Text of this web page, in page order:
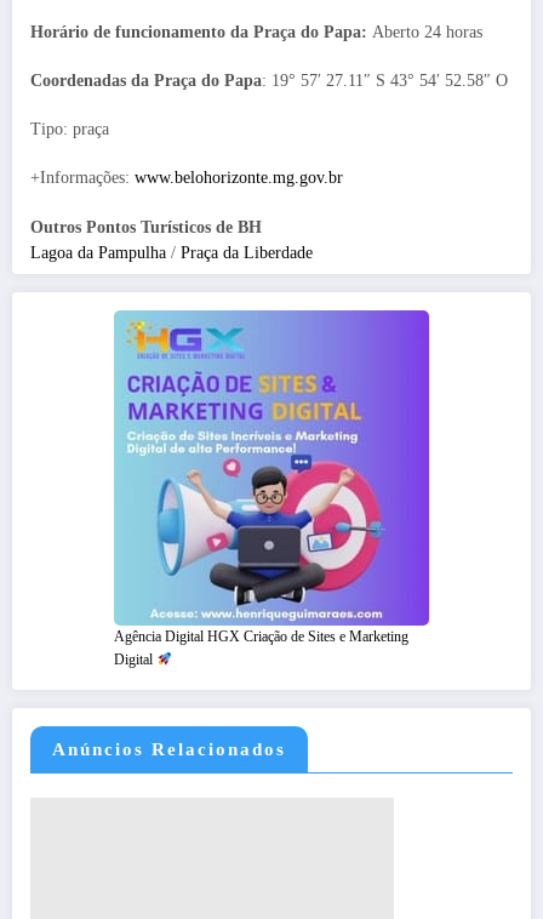
Horário de funcionamento da Praça do Papa: Aberto 24 horas
Coordenadas da Praça do Papa: 19° 57′ 27.11″ S 43° 54′ 52.58″ O
Tipo: praça
+Informações: www.belohorizonte.mg.gov.br
Outros Pontos Turísticos de BH
Lagoa da Pampulha / Praça da Liberdade
Agência Digital HGX Criação de Sites e Marketing
Digital
Anúncios Relacionados